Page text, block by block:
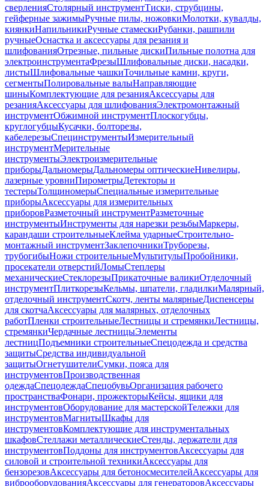
сверленияСтолярный инструментТиски, струбцины,
гейферные зажимыРучные пилы, ножовкиМолотки, кувалды,
киянкиНапильникиРучные стамескиРубанки, рашпили
ручныеОснастка и аксессуары для резания и
шлифованияОтрезные, пильные дискиПильные полотна для
электроинструментаФрезыШлифовальные диски, насадки,
листыШлифовальные чашкиТочильные камни, круги,
сегментыПолировальные валыНаправляющие
шиныКомплектующие для резанияАксессуары для
резанияАксессуары для шлифованияЭлектромонтажный
инструментОбжимной инструментПлоскогубцы,
круглогубцыКусачки, болторезы,
кабелерезыСпецинструментыИзмерительный
инструментМерительные
инструментыЭлектроизмерительные
приборыДальномерыДальномеры оптическиеНивелиры,
лазерные уровниПирометрыДетекторы и
тестерыТолщиномерыСпециальные измерительные
приборыАксессуары для измерительных
приборовРазметочный инструментРазметочные
инструментыИнструменты для нарезки резьбыМаркеры,
карандаши строительныеКлейма ударныеСтроительно-
монтажный инструментЗаклепочникиТруборезы,
трубогибыНожи строительныеМультитулыПробойники,
просекатели отверстийЛомыСтеплеры
механическиеСтеклорезыПрикаточные валикиОтделочный
инструментПлиткорезыКельмы, шпатели, гладилкиМалярный,
отделочный инструментСкотч, ленты малярныеДиспенсеры
для скотчаАксессуары для малярных, отделочных
работПленки строительныеЛестницы и стремянкиЛестницы,
стремянкиЧердачные лестницыЭлементы
лестницПодъемники строительныеСпецодежда и средства
защитыСредства индивидуальной
защитыОгнетушителиСумки, пояса для
инструментовПроизводственная
одеждаСпецодеждаСпецобувьОрганизация рабочего
пространстваФонари, прожекторыКейсы, ящики для
инструментовОборудование для мастерскойТележки для
инструментовМагнитыШкафы для
инструментовКомплектующие для инструментальных
шкафовСтеллажи металлическиеСтенды, держатели для
инструментовПоддоны для инструментовАксессуары для
силовой и строительной техникиАксессуары для
бензорезовАксессуары для бетоносмесителейАксессуары для
виброоборудованияАксессуары для генераторовАксессуары